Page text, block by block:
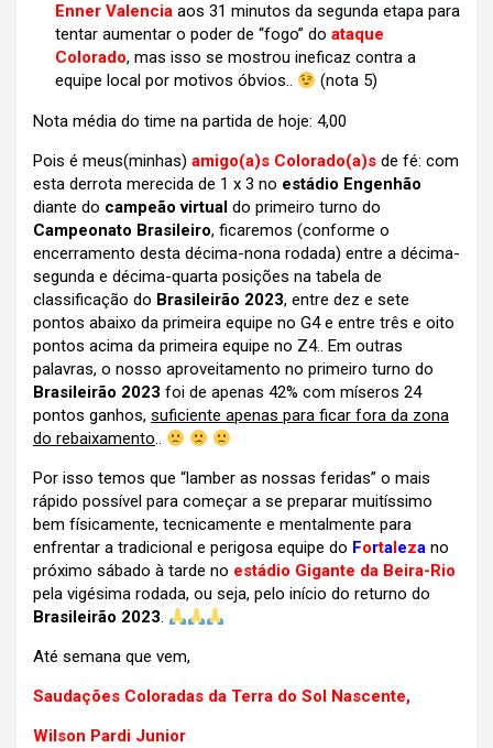
Enner Valencia aos 31 minutos da segunda etapa para
tentar aumentar o poder de “fogo” do ataque
Colorado, mas isso se mostrou ineficaz contra a
equipe local por motivos óbvios..
(nota 5)
Nota média do time na partida de hoje: 4,00
Pois é meus(minhas) amigo(a)s Colorado(a)s de fé: com
esta derrota merecida de 1 x 3 no estádio Engenhão
diante do campeão virtual do primeiro turno do
Campeonato Brasileiro, ficaremos (conforme o
encerramento desta décima-nona rodada) entre a décima-
segunda e décima-quarta posições na tabela de
classificação do Brasileirão 2023, entre dez e sete
pontos abaixo da primeira equipe no G4 e entre três e oito
pontos acima da primeira equipe no Z4.. Em outras
palavras, o nosso aproveitamento no primeiro turno do
Brasileirão 2023 foi de apenas 42% com míseros 24
pontos ganhos, suficiente apenas para ficar fora da zona
do rebaixamento..
Por isso temos que “lamber as nossas feridas” o mais
rápido possível para começar a se preparar muitíssimo
bem físicamente, tecnicamente e mentalmente para
enfrentar a tradicional e perigosa equipe do Fortaleza no
próximo sábado à tarde no estádio Gigante da Beira-Rio
pela vigésima rodada, ou seja, pelo início do returno do
Brasileirão 2023.
Até semana que vem,
Saudações Coloradas da Terra do Sol Nascente,
Wilson Pardi Junior